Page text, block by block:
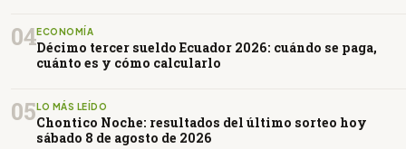
04ECONOMÍA
Décimo tercer sueldo Ecuador 2026: cuándo se paga,
cuánto es y cómo calcularlo
05LO MÁS LEÍDO
Chontico Noche: resultados del último sorteo hoy
sábado 8 de agosto de 2026